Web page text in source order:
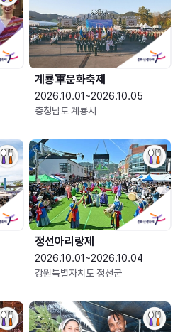
2026.10.01~2026.10.05
충청남도 계룡시
정선아리랑제
2026.10.01~2026.10.04
강원특별자치도 정선군